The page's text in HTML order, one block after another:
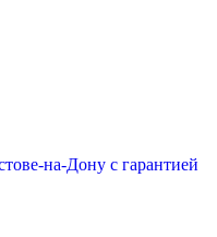
на-Дону с гарантией